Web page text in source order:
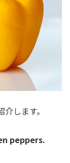
します。
peppers.